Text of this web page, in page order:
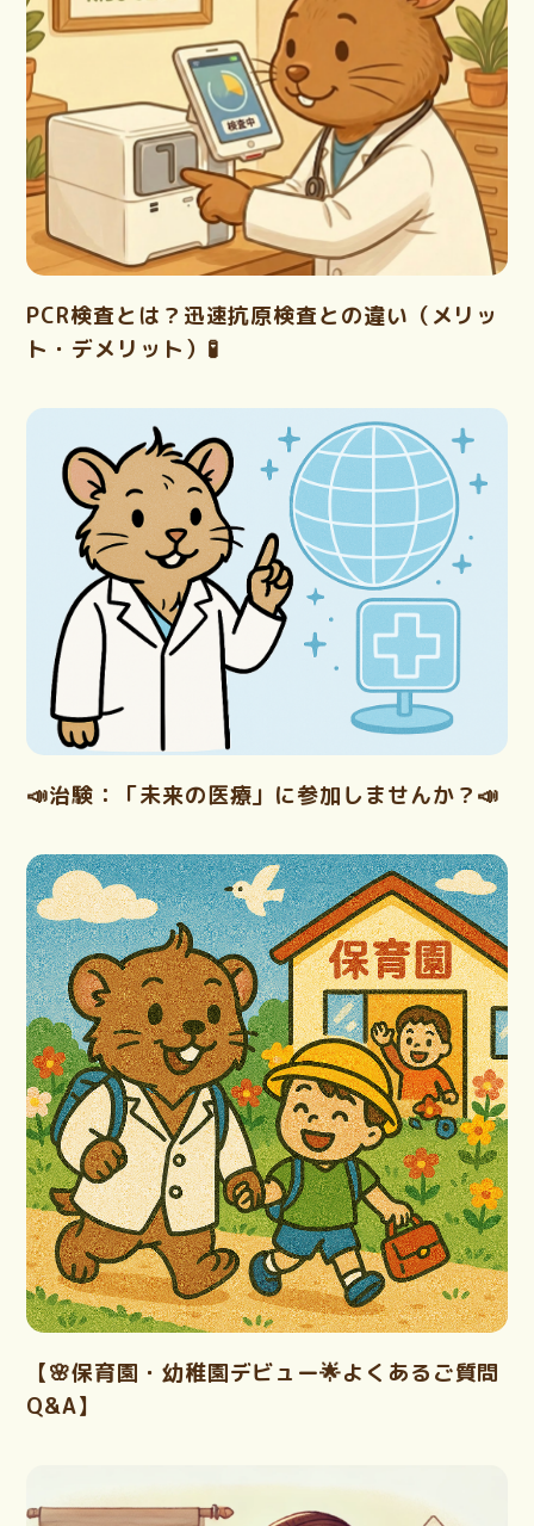
PCR検査とは？迅速抗原検査との違い（メリッ
ト・デメリット）🧪
📣治験：「未来の医療」に参加しませんか？📣
【🌸保育園・幼稚園デビュー🌟よくあるご質問
Q&A】